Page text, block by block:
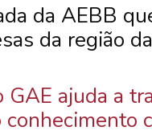
da AEBB
da região
ajuda a